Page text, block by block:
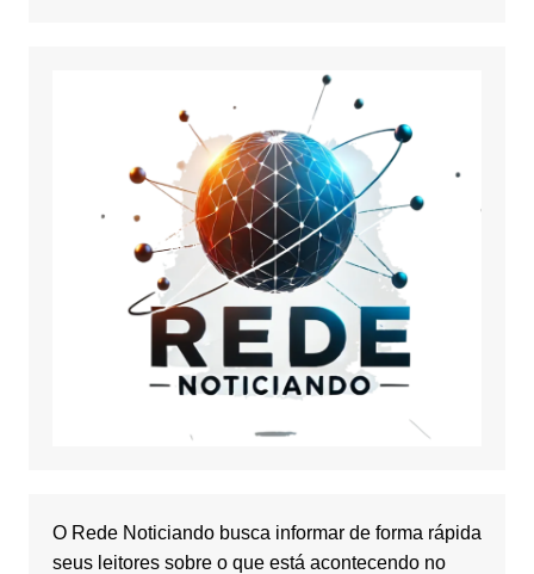
O Rede Noticiando busca informar de forma rápida
seus leitores sobre o que está acontecendo no